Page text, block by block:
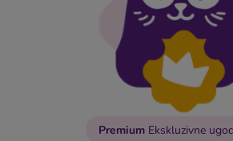
Premium Ekskluzivne